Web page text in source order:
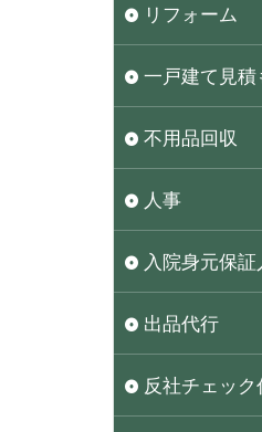
リフォーム
一戸建て見積
不用品回収
人事
入院身元保
出品代行
反社チェック